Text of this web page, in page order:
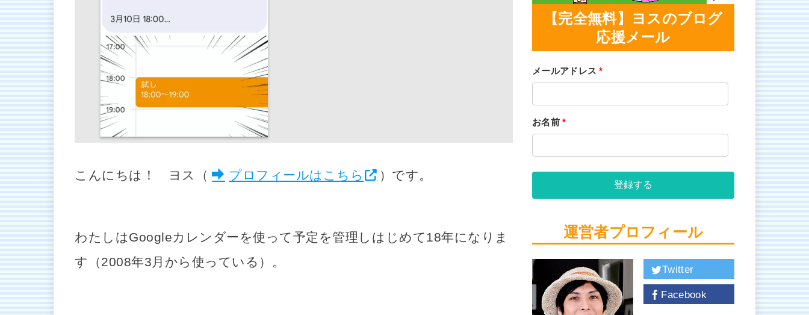
こんにちは！ ヨス（ プロフィールはこちら ）です。
わたしはGoogleカレンダーを使って予定を管理しはじめて18年になりま
す（2008年3月から使っている）。
【完全無料】ヨスのブログ
応援メール
メールアドレス*
お名前*
登録する
運営者プロフィール
Twitter
Facebook